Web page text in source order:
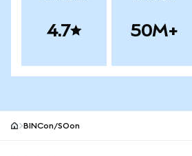
4.7 50M+
BINCon/SOon